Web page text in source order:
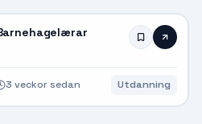
3 veckor sedan Utdanning